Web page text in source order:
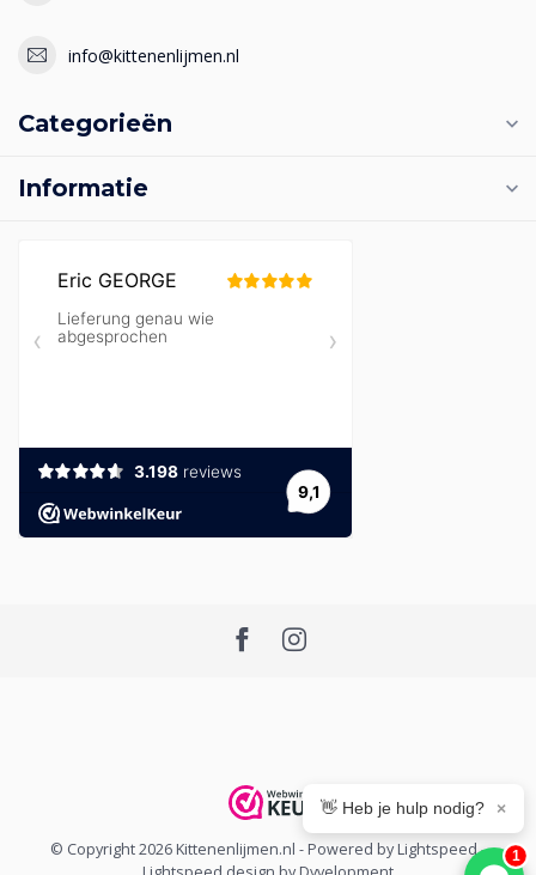
info@kittenenlijmen.nl
Categorieën
Informatie
© Copyright 2026 Kittenenlijmen.nl - Powered byLightspeed-
👋 Heb je hulp nodig? ×
1